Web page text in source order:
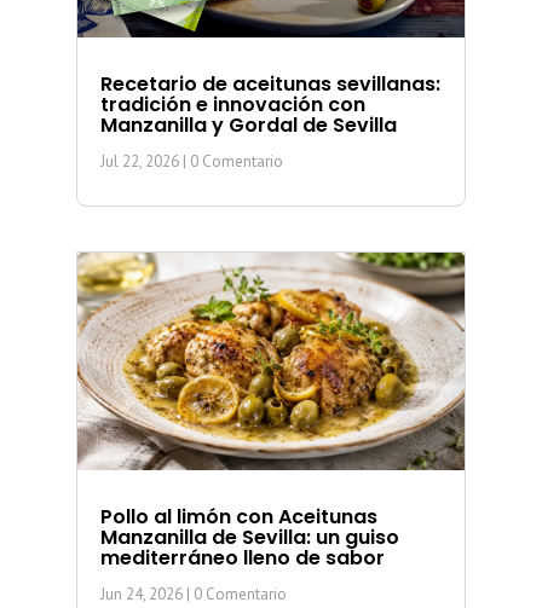
Recetario de aceitunas sevillanas:
tradición e innovación con
Manzanilla y Gordal de Sevilla
Jul 22, 2026| 0 Comentario
Pollo al limón con Aceitunas
Manzanilla de Sevilla: un guiso
mediterráneo lleno de sabor
Jun 24, 2026| 0 Comentario